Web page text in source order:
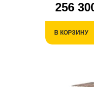
256
В КОРЗИНУ